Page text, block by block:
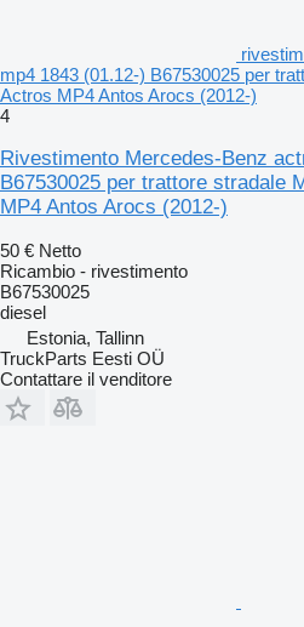
mp4 1843 (01.12-) B67530025 per
Actros MP4 Antos Arocs (2012-)
4
Rivestimento Mercedes-Benz
B67530025 per trattore stradale
MP4 Antos Arocs (2012-)
50 € Netto
Ricambio - rivestimento
B67530025
diesel
Estonia, Tallinn
TruckParts Eesti OÜ
Contattare il venditore